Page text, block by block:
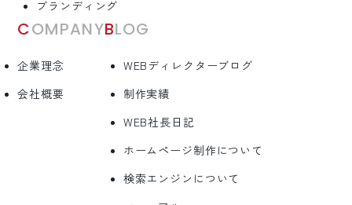
ブランディング
COMPANY
企業理念
会社概要
BLOG
WEBディレクターブログ
制作実績
WEB社長日記
ホームページ制作について
検索エンジンについて